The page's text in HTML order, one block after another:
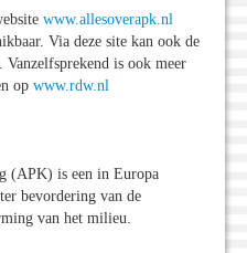
www.allesoverapk.nl
Via deze site kan ook de
is ook meer
op www.rdw.nl
(APK) is een in Europa
bevordering van de
van het milieu.